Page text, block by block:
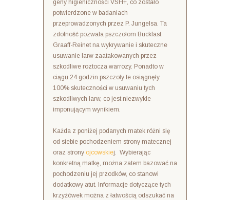
geny higieniczności VSH+, co zostało
potwierdzone w badaniach
przeprowadzonych przez P. Jungelsa. Ta
zdolność pozwala pszczołom Buckfast
Graaff-Reinet na wykrywanie i skuteczne
usuwanie larw zaatakowanych przez
szkodliwe roztocza warrozy. Ponadto w
ciągu 24 godzin pszczoły te osiągnęły
100% skuteczności w usuwaniu tych
szkodliwych larw, co jest niezwykle
imponującym wynikiem.
Każda z poniżej podanych matek różni się
od siebie pochodzeniem strony matecznej
oraz strony ojcowskiej. Wybierając
konkretną matkę, można zatem bazować na
pochodzeniu jej przodków, co stanowi
dodatkowy atut. Informacje dotyczące tych
krzyżówek można z łatwością odszukać na